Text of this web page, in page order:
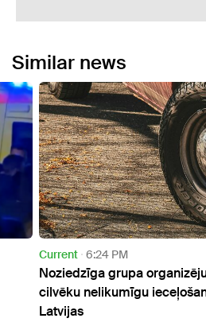
Similar news
nekā 40
Current 4:15 PM
Policija Daugavpilī
amfetamīna